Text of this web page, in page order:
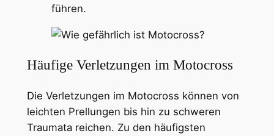
führen.
Häufige Verletzungen im Motocross
Die Verletzungen im Motocross können von
leichten Prellungen bis hin zu schweren
Traumata reichen. Zu den häufigsten